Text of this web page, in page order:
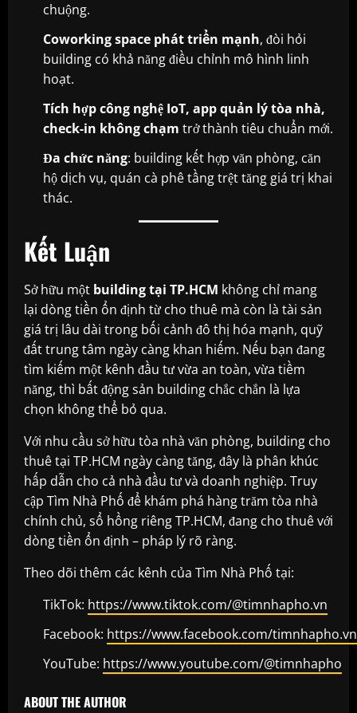
chuộng.
Coworking space phát triển mạnh, đòi hỏi
building có khả năng điều chỉnh mô hình linh
hoạt.
Tích hợp công nghệ IoT, app quản lý tòa nhà,
check-in không chạm trở thành tiêu chuẩn mới.
Đa chức năng: building kết hợp văn phòng, căn
hộ dịch vụ, quán cà phê tầng trệt tăng giá trị khai
thác.
Kết Luận
Sở hữu một building tại TP.HCM không chỉ mang
lại dòng tiền ổn định từ cho thuê mà còn là tài sản
giá trị lâu dài trong bối cảnh đô thị hóa mạnh, quỹ
đất trung tâm ngày càng khan hiếm. Nếu bạn đang
tìm kiếm một kênh đầu tư vừa an toàn, vừa tiềm
năng, thì bất động sản building chắc chắn là lựa
chọn không thể bỏ qua.
Với nhu cầu sở hữu tòa nhà văn phòng, building cho
thuê tại TP.HCM ngày càng tăng, đây là phân khúc
hấp dẫn cho cả nhà đầu tư và doanh nghiệp. Truy
cập Tìm Nhà Phố để khám phá hàng trăm tòa nhà
chính chủ, sổ hồng riêng TP.HCM, đang cho thuê với
dòng tiền ổn định – pháp lý rõ ràng.
Theo dõi thêm các kênh của Tìm Nhà Phố tại:
TikTok: https://www.tiktok.com/@timnhapho.vn
Facebook: https://www.facebook.com/timnhapho.vn
YouTube: https://www.youtube.com/@timnhapho
ABOUT THE AUTHOR